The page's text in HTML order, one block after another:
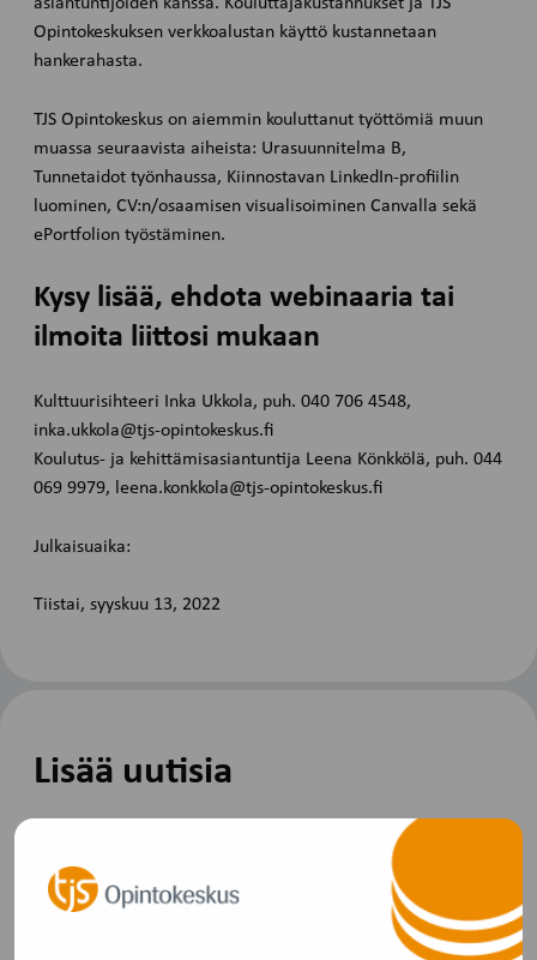
Opintokeskuksen verkkoalustan käyttö kustannetaan
hankerahasta.
TJS Opintokeskus on aiemmin kouluttanut työttömiä muun
muassa seuraavista aiheista: Urasuunnitelma B,
Tunnetaidot työnhaussa, Kiinnostavan LinkedIn-profiilin
luominen, CV:n/osaamisen visualisoiminen Canvalla sekä
ePortfolion työstäminen.
Kysy lisää, ehdota webinaaria tai
ilmoita liittosi mukaan
Kulttuurisihteeri Inka Ukkola, puh. 040 706 4548,
inka.ukkola@tjs-opintokeskus.fi
Koulutus- ja kehittämisasiantuntija Leena Könkkölä, puh. 044
069 9979, leena.konkkola@tjs-opintokeskus.fi
Julkaisuaika:
Tiistai, syyskuu 13, 2022
Lisää uutisia